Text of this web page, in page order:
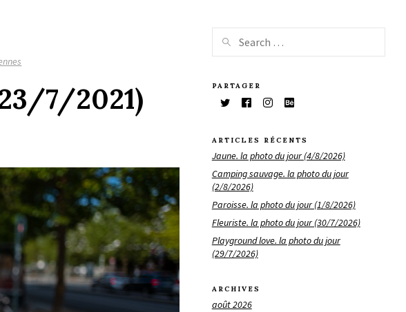
7/2021) PARTAGER
ARTICLES RÉCENTS
Jaune. la photo du jour (4/8/2026)
Camping sauvage. la photo du jour
(2/8/2026)
Paroisse. la photo du jour (1/8/2026)
Fleuriste. la photo du jour (30/7/2026)
Playground love. la photo du jour
(29/7/2026)
ARCHIVES
août 2026